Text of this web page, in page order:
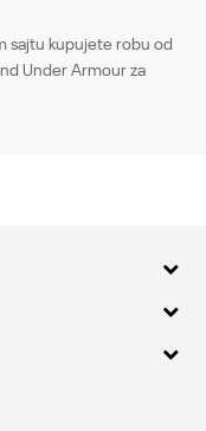
sajtu kupujete robu od
Under Armour za